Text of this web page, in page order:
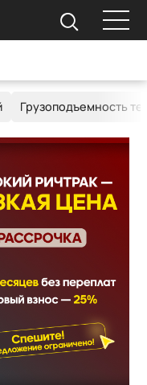
для складской
Грузоподъемность